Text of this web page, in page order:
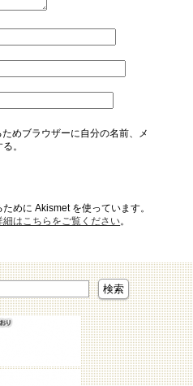
めブラウザーに自分の名前、メ
。
めに Akismet を使っています。
はこちらをご覧ください。